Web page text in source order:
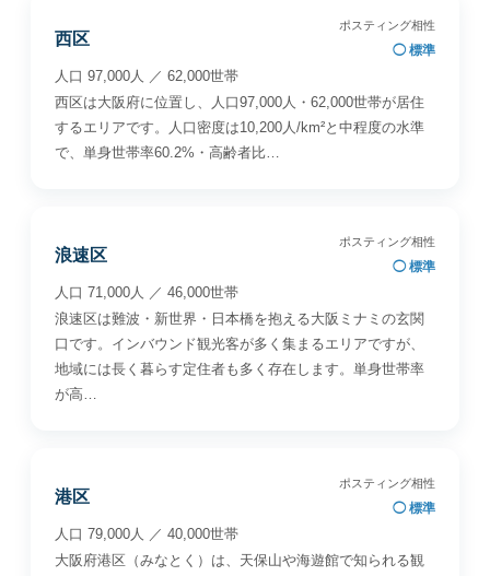
西区
ポスティング相性
◯ 標準
人口 97,000人 ／ 62,000世帯
西区は大阪府に位置し、人口97,000人・62,000世帯が居住
するエリアです。人口密度は10,200人/km²と中程度の水準
で、単身世帯率60.2%・高齢者比…
浪速区
ポスティング相性
◯ 標準
人口 71,000人 ／ 46,000世帯
浪速区は難波・新世界・日本橋を抱える大阪ミナミの玄関
口です。インバウンド観光客が多く集まるエリアですが、
地域には長く暮らす定住者も多く存在します。単身世帯率
が高…
港区
ポスティング相性
◯ 標準
人口 79,000人 ／ 40,000世帯
大阪府港区（みなとく）は、天保山や海遊館で知られる観